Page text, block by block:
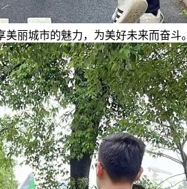
丽城市的魅力，为美好未来而奋斗